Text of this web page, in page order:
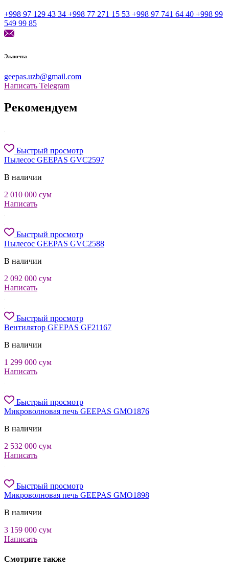
+998 97 129 43 34 +998 77 271 15 53 +998 97 741 64 40 +998 99
549 99 85
Эл.почта
geepas.uzb@gmail.com
Написать Telegram
Рекомендуем
Быстрый просмотр
Пылесос GEEPAS GVC2597
В наличии
2 010 000 сум
Написать
Быстрый просмотр
Пылесос GEEPAS GVC2588
В наличии
2 092 000 сум
Написать
Быстрый просмотр
Вентилятор GEEPAS GF21167
В наличии
1 299 000 сум
Написать
Быстрый просмотр
Микроволновая печь GEEPAS GMO1876
В наличии
2 532 000 сум
Написать
Быстрый просмотр
Микроволновая печь GEEPAS GMO1898
В наличии
3 159 000 сум
Написать
Смотрите также